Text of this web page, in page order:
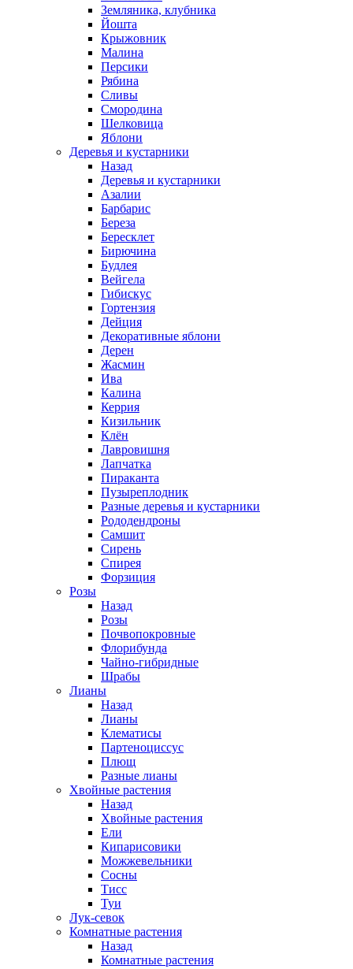
Земляника, клубника
Йошта
Крыжовник
Малина
Персики
Рябина
Сливы
Смородина
Шелковица
Яблони
Деревья и кустарники
Назад
Деревья и кустарники
Азалии
Барбарис
Береза
Бересклет
Бирючина
Будлея
Вейгела
Гибискус
Гортензия
Дейция
Декоративные яблони
Дерен
Жасмин
Ива
Калина
Керрия
Кизильник
Клён
Лавровишня
Лапчатка
Пираканта
Пузыреплодник
Разные деревья и кустарники
Рододендроны
Самшит
Сирень
Спирея
Форзиция
Розы
Назад
Розы
Почвопокровные
Флорибунда
Чайно-гибридные
Шрабы
Лианы
Назад
Лианы
Клематисы
Партеноциссус
Плющ
Разные лианы
Хвойные растения
Назад
Хвойные растения
Ели
Кипарисовики
Можжевельники
Сосны
Тисс
Туи
Лук-севок
Комнатные растения
Назад
Комнатные растения